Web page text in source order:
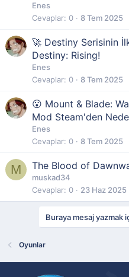
Enes
Cevaplar 0 8 Tem 2025
🚀 Destiny Serisinin
Destiny: Rising!
Enes
Cevaplar 0 8 Tem 2025
😮 Mount & Blade:
Mod Steam'den
Enes
Cevaplar 0 8 Tem 2025
M The Blood of
muskad34
Cevaplar 0 23 Haz 2025
Buraya mesaj yazmak
Oyunlar